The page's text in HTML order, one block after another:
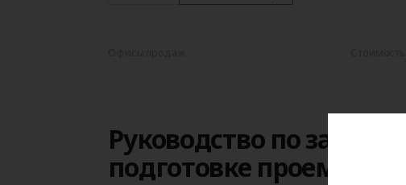
Руководство по замеру и
подготовке проема